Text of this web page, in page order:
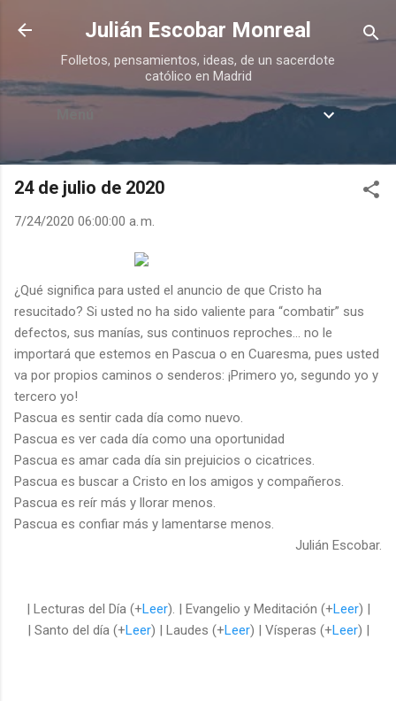
Ir al contenido principal
Julián Escobar Monreal
Folletos, pensamientos, ideas, de un sacerdote
católico en Madrid
Menú
24 de julio de 2020
7/24/2020 06:00:00 a. m.
¿Qué significa para usted el anuncio de que Cristo ha
resucitado? Si usted no ha sido valiente para “combatir” sus
defectos, sus manías, sus continuos reproches… no le
importará que estemos en Pascua o en Cuaresma, pues usted
va por propios caminos o senderos: ¡Primero yo, segundo yo y
tercero yo!
Pascua es sentir cada día como nuevo.
Pascua es ver cada día como una oportunidad
Pascua es amar cada día sin prejuicios o cicatrices.
Pascua es buscar a Cristo en los amigos y compañeros.
Pascua es reír más y llorar menos.
Pascua es confiar más y lamentarse menos.
Julián Escobar.
| Lecturas del Día (+Leer). | Evangelio y Meditación (+Leer) |
| Santo del día (+Leer) | Laudes (+Leer) | Vísperas (+Leer) |